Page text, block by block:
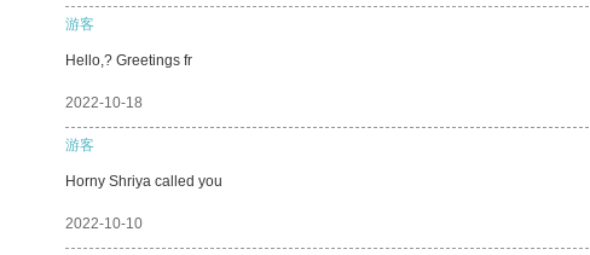
游客
Hello,? Greetings fr
2022-10-18
游客
Horny Shriya called you
2022-10-10